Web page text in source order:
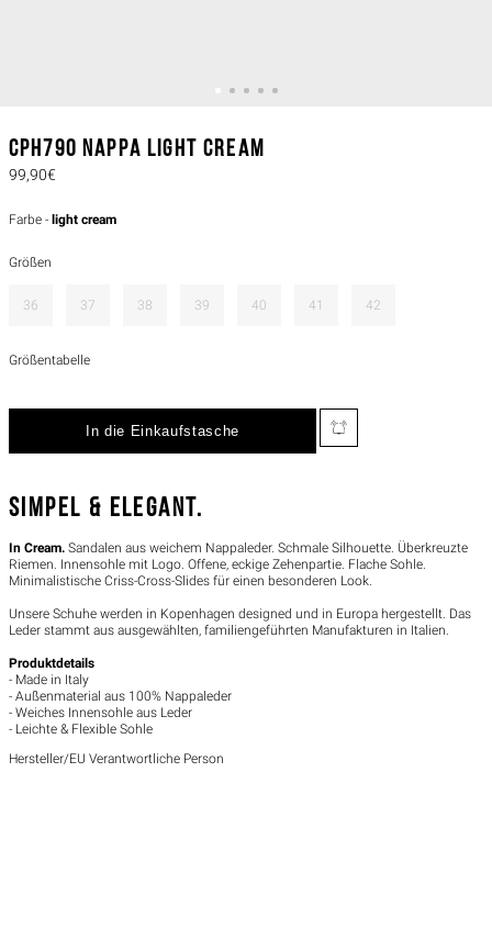
CPH790 nappa light cream
99,90€
Farbe - light cream
Größen
36 37 38 39 40 41 42
Größentabelle
SIMPEL & ELEGANT.
In Cream. Sandalen aus weichem Nappaleder. Schmale Silhouette. Überkreuzte
Riemen. Innensohle mit Logo. Offene, eckige Zehenpartie. Flache Sohle.
Minimalistische Criss-Cross-Slides für einen besonderen Look.
Unsere Schuhe werden in Kopenhagen designed und in Europa hergestellt. Das
Leder stammt aus ausgewählten, familiengeführten Manufakturen in Italien.
Produktdetails
- Made in Italy
- Außenmaterial aus 100% Nappaleder
- Weiches Innensohle aus Leder
- Leichte & Flexible Sohle
Hersteller/EU Verantwortliche Person